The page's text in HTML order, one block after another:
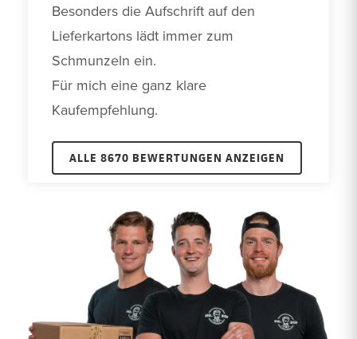
Besonders die Aufschrift auf den
Lieferkartons lädt immer zum
Schmunzeln ein.
Für mich eine ganz klare
Kaufempfehlung.
ALLE 8670 BEWERTUNGEN ANZEIGEN